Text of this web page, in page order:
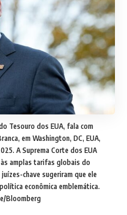
Tesouro dos EUA, fala com
em Washington, DC, EUA,
A Suprema Corte dos EUA
amplas tarifas globais do
chave sugeriram que ele
econômica emblemática.
Bloomberg